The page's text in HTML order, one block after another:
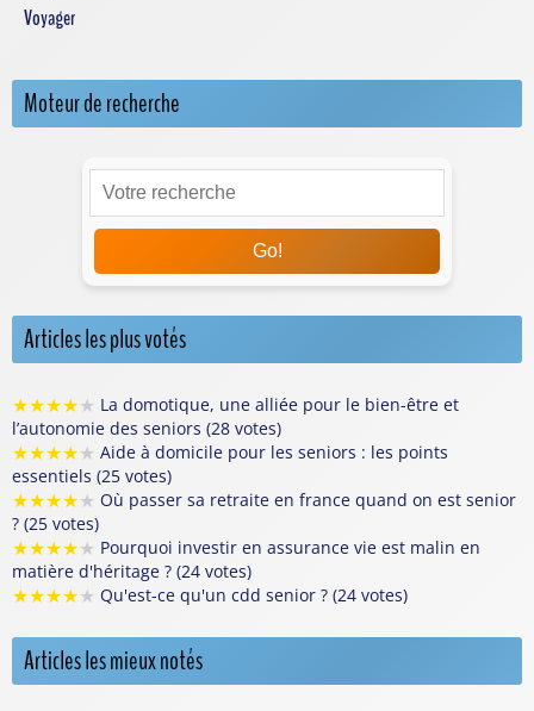
Voyager
Moteur de recherche
Go!
Articles les plus votés
★★★★★ La domotique, une alliée pour le bien-être et
l’autonomie des seniors (28 votes)
★★★★★ Aide à domicile pour les seniors : les points
essentiels (25 votes)
★★★★★ Où passer sa retraite en france quand on est senior
? (25 votes)
★★★★★ Pourquoi investir en assurance vie est malin en
matière d'héritage ? (24 votes)
★★★★★ Qu'est-ce qu'un cdd senior ? (24 votes)
Articles les mieux notés